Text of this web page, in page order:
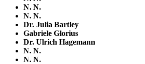
N. N.
N. N.
Dr. Julia Bartley
Gabriele Glorius
Dr. Ulrich Hagemann
N. N.
N. N.